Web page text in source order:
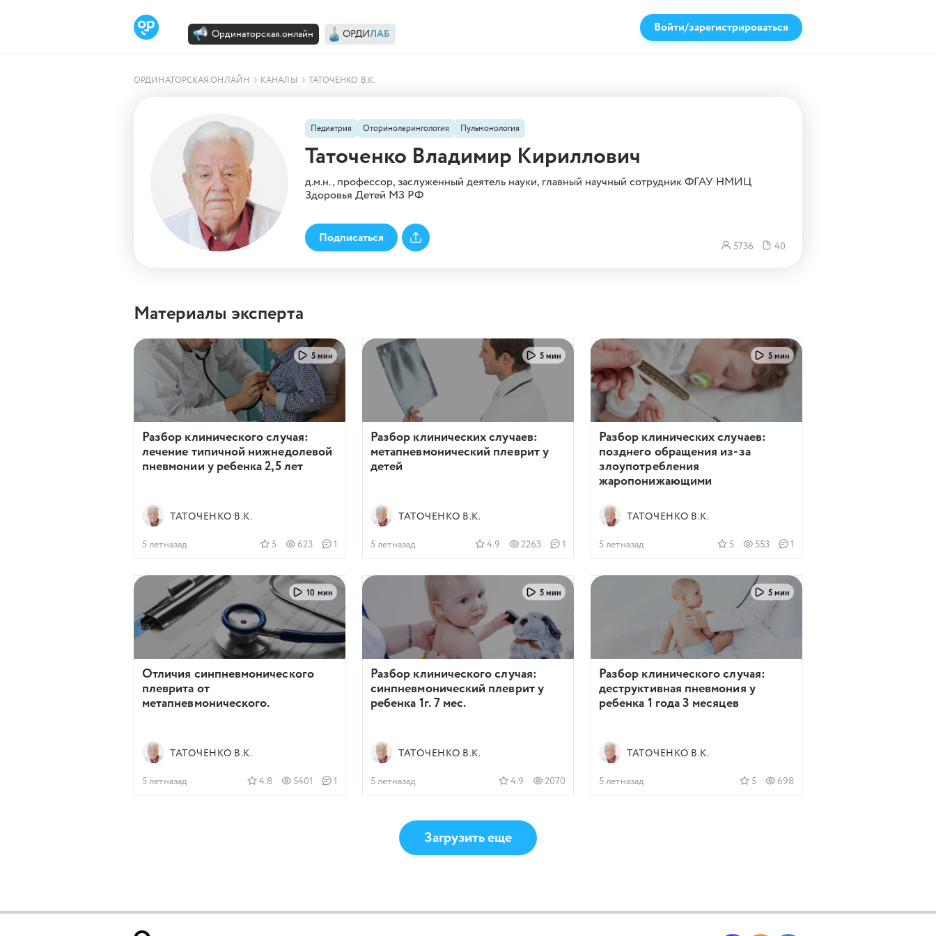
Ординаторская.онлайн ОРДИЛАБ
Войти/зарегистрироваться
ОРДИНАТОРСКАЯ.ОНЛАЙН КАНАЛЫ ТАТОЧЕНКО В.К.
Педиатрия Оториноларингология Пульмонология
Таточенко Владимир Кириллович
д.м.н., профессор, заслуженный деятель науки, главный научный сотрудник ФГАУ НМИЦ
Здоровья Детей МЗ РФ
5736 40
Материалы эксперта
5 мин
Разбор клинического случая:
лечение типичной нижнедолевой
пневмонии у ребенка 2,5 лет
ТАТОЧЕНКО В.К.
5 летназад 5 623 1
5 мин
Разбор клинических случаев:
метапневмонический плеврит у
детей
ТАТОЧЕНКО В.К.
5 летназад 4.9 2263 1
5 мин
Разбор клинических случаев:
позднего обращения из-за
злоупотребления
жаропонижающими
ТАТОЧЕНКО В.К.
5 летназад 5 553 1
10 мин
Отличия синпневмонического
плеврита от
метапневмонического.
ТАТОЧЕНКО В.К.
5 летназад 4.8 5401 1
5 мин
Разбор клинического случая:
синпневмонический плеврит у
ребенка 1г. 7 мес.
ТАТОЧЕНКО В.К.
5 летназад 4.9 2070
5 мин
Разбор клинического случая:
деструктивная пневмония у
ребенка 1 года 3 месяцев
ТАТОЧЕНКО В.К.
5 летназад 5 698
Загрузить еще